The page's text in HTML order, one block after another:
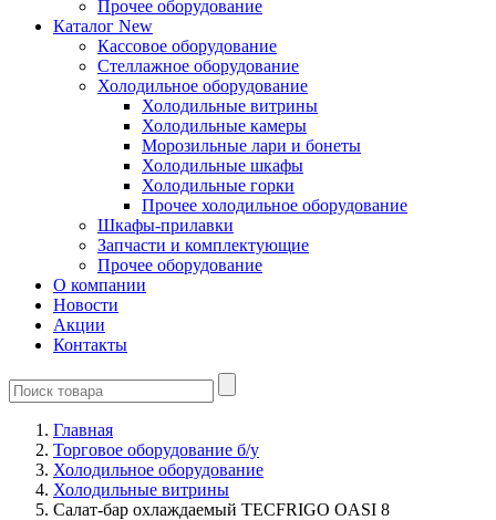
Прочее оборудование
Каталог New
Кассовое оборудование
Стеллажное оборудование
Холодильное оборудование
Холодильные витрины
Холодильные камеры
Морозильные лари и бонеты
Холодильные шкафы
Холодильные горки
Прочее холодильное оборудование
Шкафы-прилавки
Запчасти и комплектующие
Прочее оборудование
О компании
Новости
Акции
Контакты
Главная
Торговое оборудование б/у
Холодильное оборудование
Холодильные витрины
Салат-бар охлаждаемый TECFRIGO OASI 8